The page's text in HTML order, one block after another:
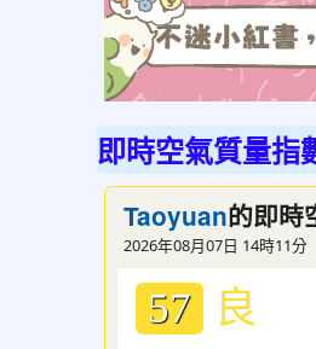
即時空氣質量指
Taoyuan的即時
2026年08月07日 14時11分
57 良